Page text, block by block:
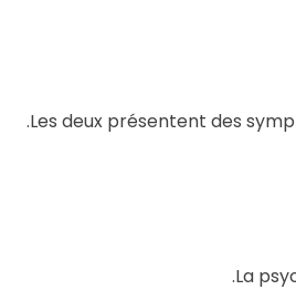
Les deux présentent des
La